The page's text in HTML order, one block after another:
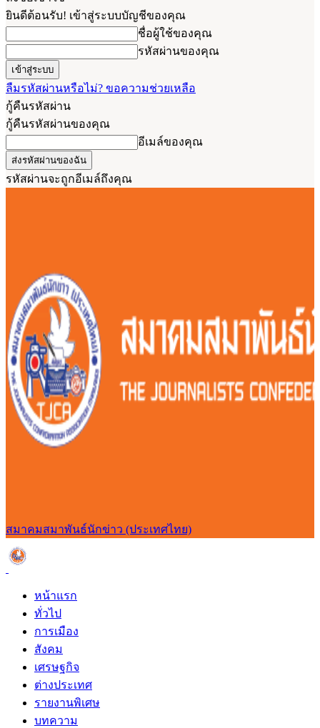
ยินดีต้อนรับ! เข้าสู่ระบบบัญชีของคุณ
ชื่อผู้ใช้ของคุณ
รหัสผ่านของคุณ
ลืมรหัสผ่านหรือไม่? ขอความช่วยเหลือ
กู้คืนรหัสผ่าน
กู้คืนรหัสผ่านของคุณ
อีเมล์ของคุณ
รหัสผ่านจะถูกอีเมล์ถึงคุณ
สมาคมสมาพันธ์นักข่าว (ประเทศไทย)
หน้าแรก
ทั่วไป
การเมือง
สังคม
เศรษฐกิจ
ต่างประเทศ
รายงานพิเศษ
บทความ